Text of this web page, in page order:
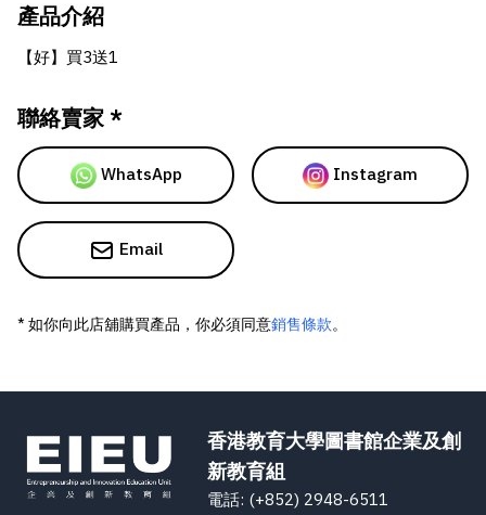
產品介紹
【好】買3送1
聯絡賣家 *
WhatsApp Instagram
Email
* 如你向此店舖購買產品，你必須同意銷售條款。
香港教育大學圖書館企業及創
新教育組
電話: (+852) 2948-6511